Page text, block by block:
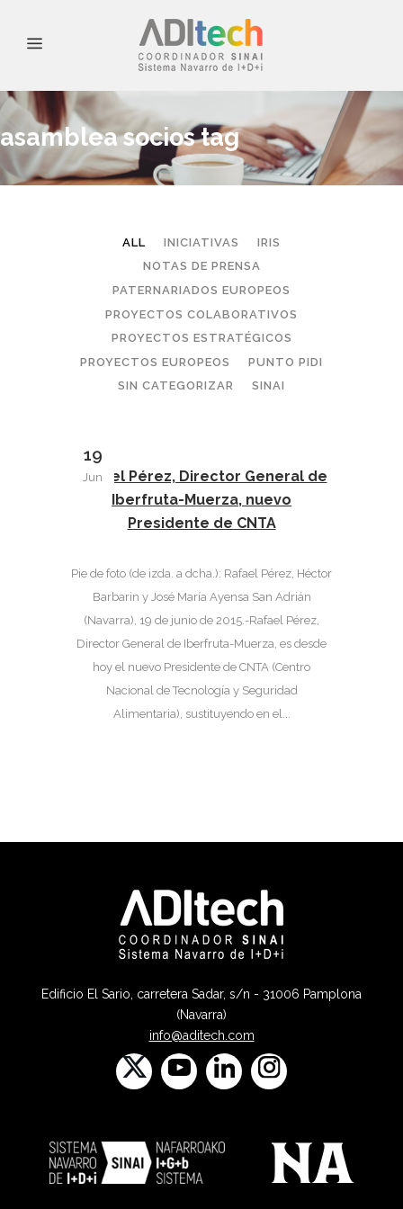
asamblea socios tag
ALL INICIATIVAS
IRIS
NOTAS DE PRENSA
PATERNARIADOS EUROPEOS
PROYECTOS COLABORATIVOS
PROYECTOS ESTRATÉGICOS
PROYECTOS EUROPEOS
PUNTO PIDI
SIN CATEGORIZAR
SINAI
19
Jun
Rafael Pérez, Director General de
Iberfruta-Muerza, nuevo
Presidente de CNTA
Pie de foto (de izda. a dcha.): Rafael Pérez, Héctor
Barbarin y José María Ayensa San Adrián
(Navarra), 19 de junio de 2015.-Rafael Pérez,
Director General de Iberfruta-Muerza, es desde
hoy el nuevo Presidente de CNTA (Centro
Nacional de Tecnología y Seguridad
Alimentaria), sustituyendo en el...
Edificio El Sario, carretera Sadar, s/n - 31006 Pamplona
(Navarra)
info@aditech.com